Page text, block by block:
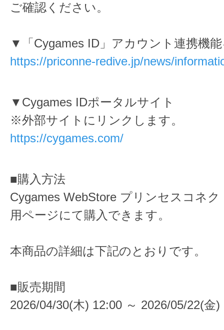
ご確認ください。
▼「Cygames ID」アカウント連携機
https://priconne-redive.jp/news/
▼Cygames IDポータルサイト
※外部サイトにリンクします。
https://cygames.com/
■購入方法
Cygames WebStore プリンセスコネク
用ページにて購入できます。
本商品の詳細は下記のとおりです。
■販売期間
2026/04/30(木) 12:00 ～ 2026/05/22(金)